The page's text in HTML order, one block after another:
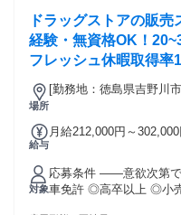
残業時間22ｈ） ※赴任
入居の場合） 勤務形態やエリアによって異なります。 詳細に
ついては【勤務地範囲
ドラッグストアの販
経験・無資格OK！
フレッシュ休暇取得率
場所
[勤務地：徳島県吉野川
給与
月給212,000円～
（残業時間 月2h程度）
プコース】早期キャリア
～317,600円 （15ｈ分
対象
応募条件 ――意欲次第で未経
車免許 ◎高卒以上 ◎小